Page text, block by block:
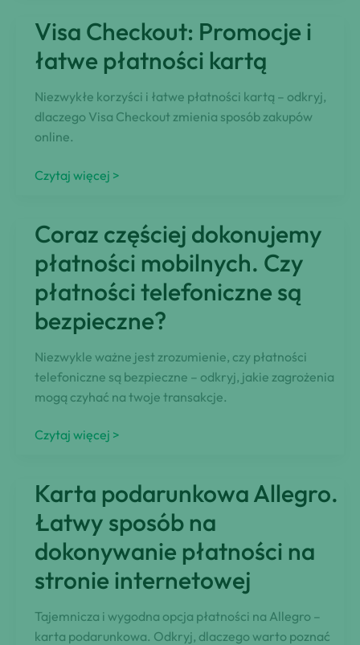
znaleźć
najlepsze
okazje
podczas
Cyber
Week?
Visa Checkout: Promocje i
łatwe płatności kartą
Niezwykłe korzyści i łatwe płatności kartą – odkryj,
dlaczego Visa Checkout zmienia sposób zakupów
online.
Visa
i
łatwe
płatności
kartą
Czytaj więcej >
Coraz częściej dokonujemy
płatności mobilnych. Czy
płatności telefoniczne są
bezpieczne?
Niezwykle ważne jest zrozumienie, czy płatności
telefoniczne są bezpieczne – odkryj, jakie zagrożenia
mogą czyhać na twoje transakcje.
Coraz
płatności
mobilnych.
Czy
płatności
telefoniczne
są
bezpieczne?
Czytaj więcej >
Karta podarunkowa Allegro.
Łatwy sposób na
dokonywanie płatności na
stronie internetowej
Tajemnicza i wygodna opcja płatności na Allegro –
karta podarunkowa. Odkryj, dlaczego warto poznać